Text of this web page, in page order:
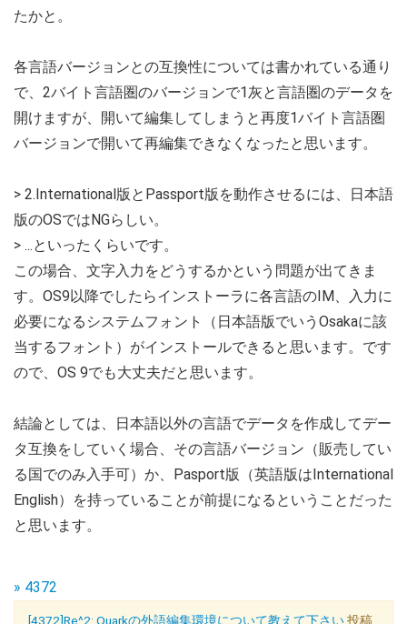
たかと。
各言語バージョンとの互換性については書かれている通り
で、2バイト言語圏のバージョンで1灰と言語圏のデータを
開けますが、開いて編集してしまうと再度1バイト言語圏
バージョンで開いて再編集できなくなったと思います。
> 2.International版とPassport版を動作させるには、日本語
版のOSではNGらしい。
> ...といったくらいです。
この場合、文字入力をどうするかという問題が出てきま
す。OS9以降でしたらインストーラに各言語のIM、入力に
必要になるシステムフォント（日本語版でいうOsakaに該
当するフォント）がインストールできると思います。です
ので、OS 9でも大丈夫だと思います。
結論としては、日本語以外の言語でデータを作成してデー
タ互換をしていく場合、その言語バージョン（販売してい
る国でのみ入手可）か、Pasport版（英語版はInternational
English）を持っていることが前提になるということだった
と思います。
» 4372
[4372]Re^2: Quarkの外語編集環境について教えて下さい投稿